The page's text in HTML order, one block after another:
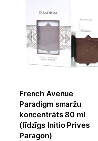
French Avenue
Paradigm smaržu
koncentrāts 80 ml
(līdzīgs Initio Prives
Paragon)